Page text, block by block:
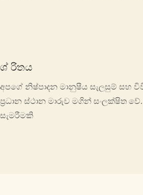
ශ් රිතය
අපගේ නිෂ්පාදන මානුෂීය සැලසුම් සහ
ප්‍රධාන ස්ථාන මාරුව මගින් සංලක්ෂිත
සැමරීමකි